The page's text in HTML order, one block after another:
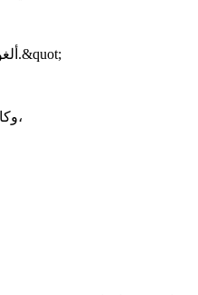
وكان فحواها &quot;ألغوا كلّ العمليات.&quot;
وكانت تقول أيضًا أن الضابط المشرف،